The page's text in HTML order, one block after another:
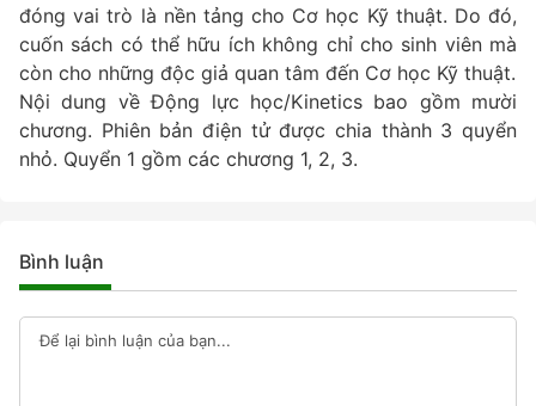
đóng vai trò là nền tảng cho Cơ học Kỹ thuật. Do đó,
cuốn sách có thể hữu ích không chỉ cho sinh viên mà
còn cho những độc giả quan tâm đến Cơ học Kỹ thuật.
Nội dung về Động lực học/Kinetics bao gồm mười
chương. Phiên bản điện tử được chia thành 3 quyển
nhỏ. Quyển 1 gồm các chương 1, 2, 3.
Bình luận